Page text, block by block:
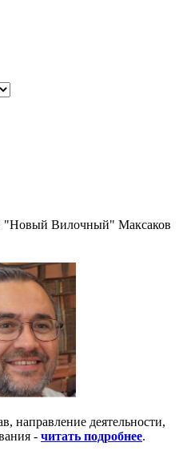
"Новый Вилочный" Максаков
направление деятельности,
- читать подробнее.